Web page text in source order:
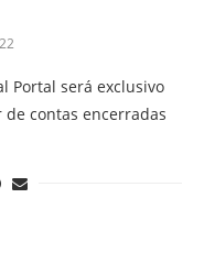
Portal será exclusivo
contas encerradas